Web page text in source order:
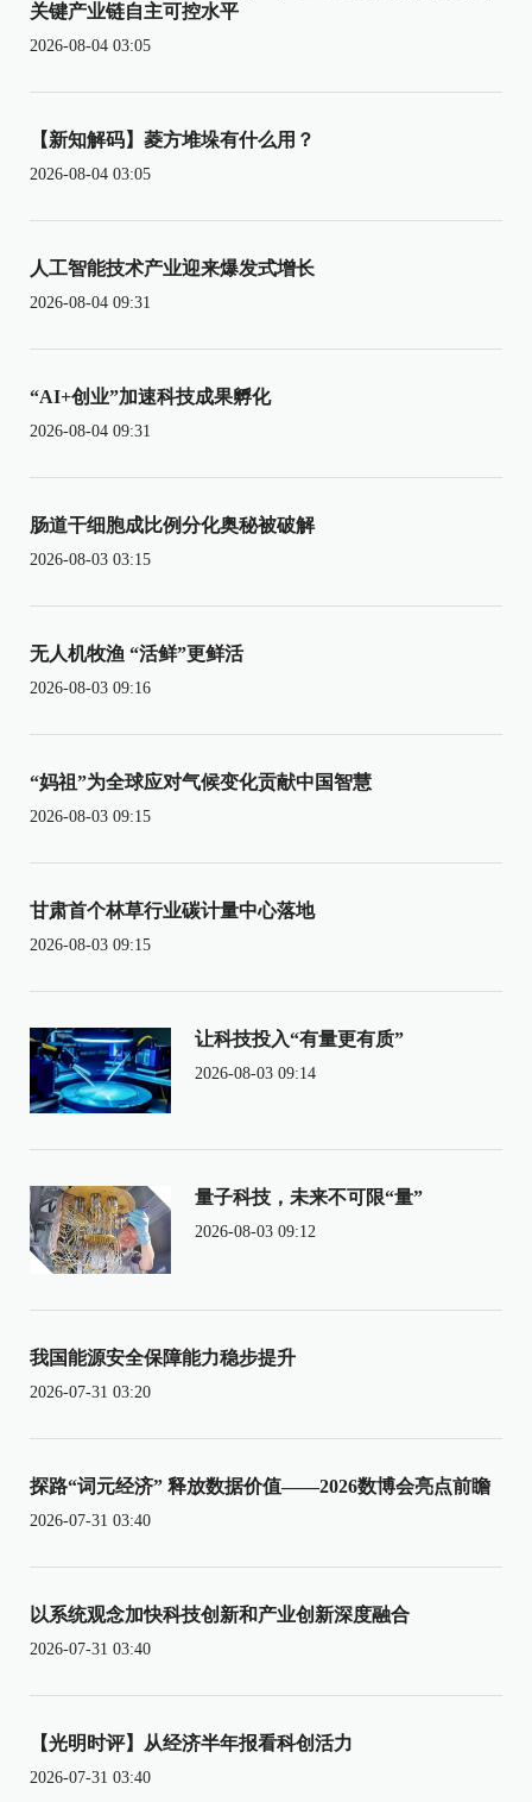
关键产业链自主可控水平
2026-08-04 03:05
【新知解码】菱方堆垛有什么用？
2026-08-04 03:05
人工智能技术产业迎来爆发式增长
2026-08-04 09:31
“AI+创业”加速科技成果孵化
2026-08-04 09:31
肠道干细胞成比例分化奥秘被破解
2026-08-03 03:15
无人机牧渔 “活鲜”更鲜活
2026-08-03 09:16
“妈祖”为全球应对气候变化贡献中国智慧
2026-08-03 09:15
甘肃首个林草行业碳计量中心落地
2026-08-03 09:15
让科技投入“有量更有质”
2026-08-03 09:14
量子科技，未来不可限“量”
2026-08-03 09:12
我国能源安全保障能力稳步提升
2026-07-31 03:20
探路“词元经济” 释放数据价值——2026数博会亮点前瞻
2026-07-31 03:40
以系统观念加快科技创新和产业创新深度融合
2026-07-31 03:40
【光明时评】从经济半年报看科创活力
2026-07-31 03:40